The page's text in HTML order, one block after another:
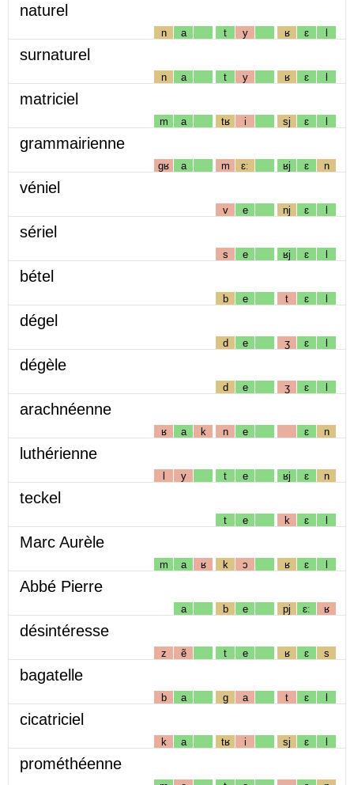
naturel
n a t y ʁ ɛ l
surnaturel
n a t y ʁ ɛ l
matriciel
m a tʁ i sj ɛ l
grammairienne
gʁ a m ɛː ʁj ɛ n
véniel
v e nj ɛ l
sériel
s e ʁj ɛ l
bétel
b e t ɛ l
dégel
d e ʒ ɛ l
dégèle
d e ʒ ɛ l
arachnéenne
ʁ a k n e ɛ n
luthérienne
l y t e ʁj ɛ n
teckel
t e k ɛ l
Marc Aurèle
m a ʁ k ɔ ʁ ɛ l
Abbé Pierre
a b e pj ɛː ʁ
désintéresse
z ẽ t e ʁ ɛ s
bagatelle
b a g a t ɛ l
cicatriciel
k a tʁ i sj ɛ l
prométhéenne